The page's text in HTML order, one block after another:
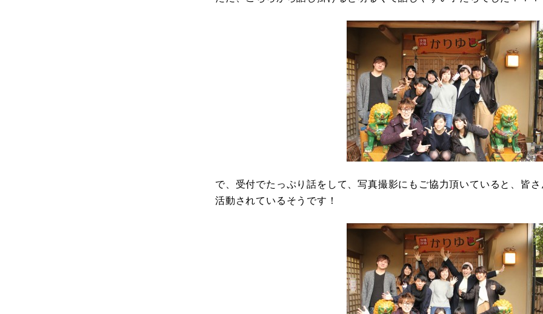
で、受付でたっぷり話をして、写真撮影にもご協力頂いていると、皆
活動されているそうです！